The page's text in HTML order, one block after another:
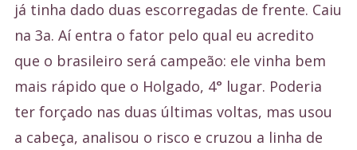
já tinha dado duas escorregadas de frente. Caiu
na 3a. Aí entra o fator pelo qual eu acredito
que o brasileiro será campeão: ele vinha bem
mais rápido que o Holgado, 4° lugar. Poderia
ter forçado nas duas últimas voltas, mas usou
a cabeça, analisou o risco e cruzou a linha de